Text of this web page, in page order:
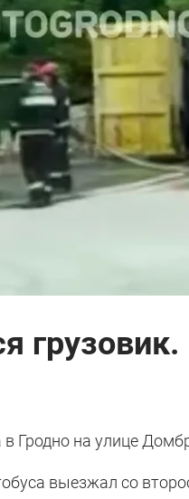
Гродно на улице
выезжал со